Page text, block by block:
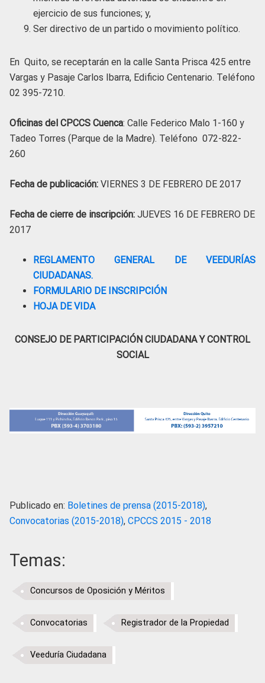
ejercicio de sus funciones; y,
Ser directivo de un partido o movimiento político.
En Quito, se receptarán en la calle Santa Prisca 425 entre
Vargas y Pasaje Carlos Ibarra, Edificio Centenario. Teléfono
02 395-7210.
Oficinas del CPCCS Cuenca: Calle Federico Malo 1-160 y
Tadeo Torres (Parque de la Madre). Teléfono 072-822-
260
Fecha de publicación: VIERNES 3 DE FEBRERO DE 2017
Fecha de cierre de inscripción: JUEVES 16 DE FEBRERO DE
2017
REGLAMENTO GENERAL DE VEEDURÍAS
CIUDADANAS.
FORMULARIO DE INSCRIPCIÓN
HOJA DE VIDA
CONSEJO DE PARTICIPACIÓN CIUDADANA Y CONTROL
SOCIAL
Publicado en: Boletines de prensa (2015-2018),
Convocatorias (2015-2018), CPCCS 2015 - 2018
Temas:
Concursos de Oposición y Méritos
Convocatorias Registrador de la Propiedad
Veeduría Ciudadana